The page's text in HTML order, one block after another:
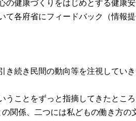
健康づくりをはじめとする健康
各府省にフィードバック（情報
続き民間の動向等を注視していき
ことをずっと指摘してきたとこ
関係、二つには私どもの働き方